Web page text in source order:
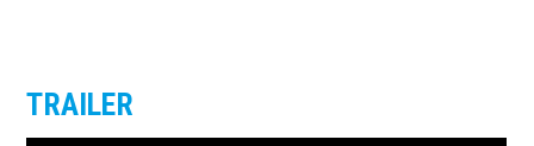
TRAILER